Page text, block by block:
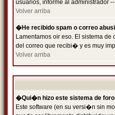
usuarios, informe al administrador
Volver arriba
�He recibido spam o correo
Lamentamos oir eso. El sistema
del correo que recibi� y es muy
Volver arriba
�Qui�n hizo este sistema de
Este software (en su versi�n sin